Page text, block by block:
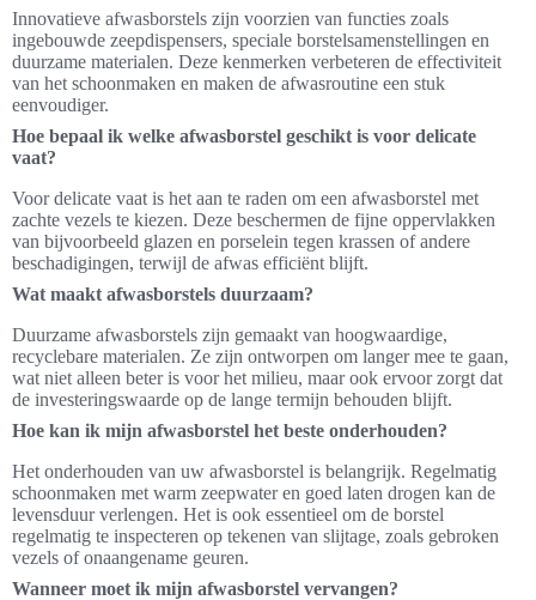
Innovatieve afwasborstels zijn voorzien van functies zoals
ingebouwde zeepdispensers, speciale borstelsamenstellingen en
duurzame materialen. Deze kenmerken verbeteren de effectiviteit
van het schoonmaken en maken de afwasroutine een stuk
eenvoudiger.
Hoe bepaal ik welke afwasborstel geschikt is voor delicate
vaat?
Voor delicate vaat is het aan te raden om een afwasborstel met
zachte vezels te kiezen. Deze beschermen de fijne oppervlakken
van bijvoorbeeld glazen en porselein tegen krassen of andere
beschadigingen, terwijl de afwas efficiënt blijft.
Wat maakt afwasborstels duurzaam?
Duurzame afwasborstels zijn gemaakt van hoogwaardige,
recyclebare materialen. Ze zijn ontworpen om langer mee te gaan,
wat niet alleen beter is voor het milieu, maar ook ervoor zorgt dat
de investeringswaarde op de lange termijn behouden blijft.
Hoe kan ik mijn afwasborstel het beste onderhouden?
Het onderhouden van uw afwasborstel is belangrijk. Regelmatig
schoonmaken met warm zeepwater en goed laten drogen kan de
levensduur verlengen. Het is ook essentieel om de borstel
regelmatig te inspecteren op tekenen van slijtage, zoals gebroken
vezels of onaangename geuren.
Wanneer moet ik mijn afwasborstel vervangen?